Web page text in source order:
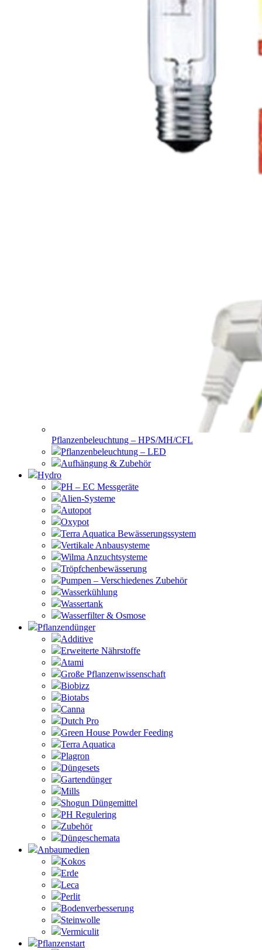
Pflanzenbeleuchtung – HPS/MH/CFL
Pflanzenbeleuchtung – LED
Aufhängung & Zubehör
Hydro
PH – EC Messgeräte
Alien-Systeme
Autopot
Oxypot
Terra Aquatica Bewässerungssystem
Vertikale Anbausysteme
Wilma Anzuchtsysteme
Tröpfchenbewässerung
Pumpen – Verschiedenes Zubehör
Wasserkühlung
Wassertank
Wasserfilter & Osmose
Pflanzendünger
Additive
Erweiterte Nährstoffe
Atami
Große Pflanzenwissenschaft
Biobizz
Biotabs
Canna
Dutch Pro
Green House Powder Feeding
Terra Aquatica
Plagron
Düngesets
Gartendünger
Mills
Shogun Düngemittel
PH Regulering
Zubehör
Düngeschemata
Anbaumedien
Kokos
Erde
Leca
Perlit
Bodenverbesserung
Steinwolle
Vermiculit
Pflanzenstart